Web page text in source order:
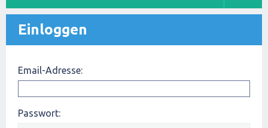
Einloggen
Email-Adresse:
Passwort: